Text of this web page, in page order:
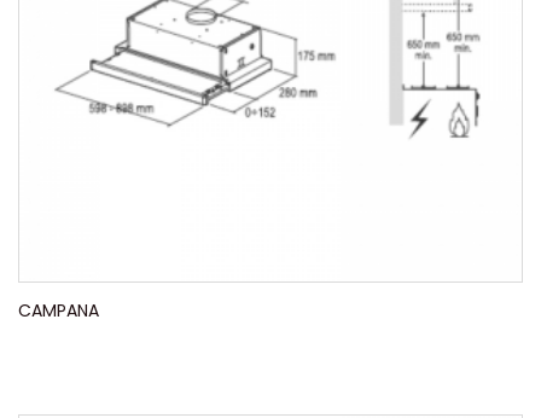
CAMPANA